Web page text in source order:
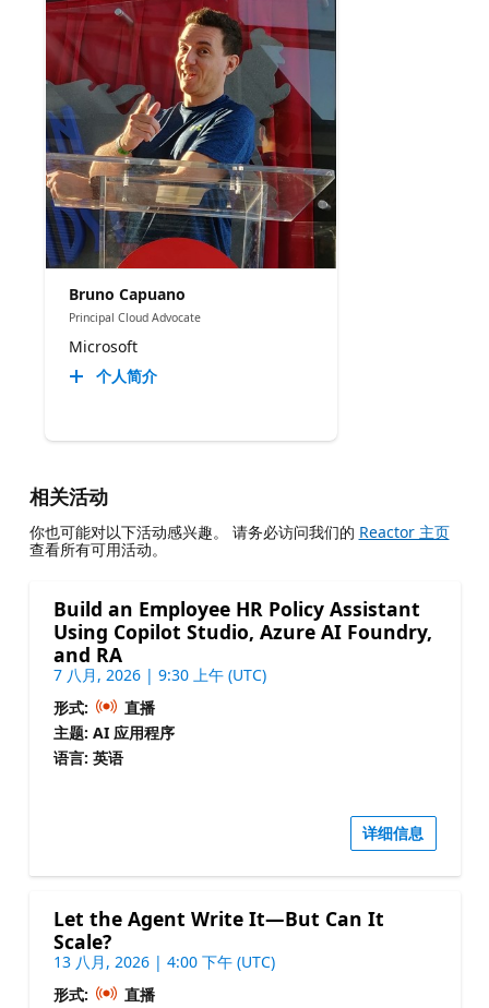
Bruno Capuano
Principal Cloud Advocate
Microsoft
个人简介
相关活动
你也可能对以下活动感兴趣。 请务必访问我们的 Reactor 主页
查看所有可用活动。
Build an Employee HR Policy Assistant
Using Copilot Studio, Azure AI Foundry,
and RA
7 八月, 2026 | 9:30 上午 (UTC)
形式:
直播
主题: AI 应用程序
语言: 英语
详细信息
Let the Agent Write It—But Can It
Scale?
13 八月, 2026 | 4:00 下午 (UTC)
形式:
直播